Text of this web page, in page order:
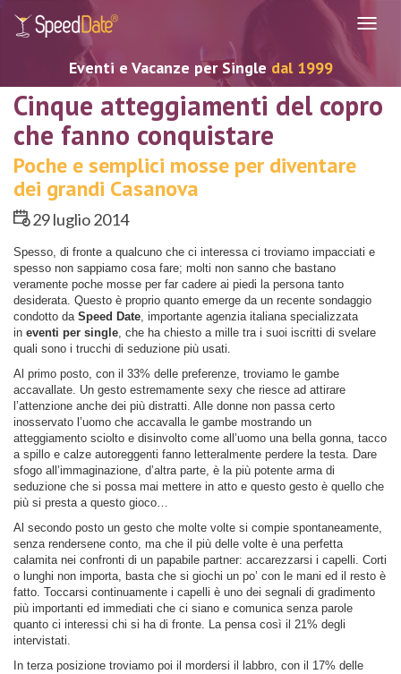
Eventi e Vacanze per Single dal 1999
Cinque atteggiamenti del copro
che fanno conquistare
Poche e semplici mosse per diventare
dei grandi Casanova
29 luglio 2014
Spesso, di fronte a qualcuno che ci interessa ci troviamo impacciati e
spesso non sappiamo cosa fare; molti non sanno che bastano
veramente poche mosse per far cadere ai piedi la persona tanto
desiderata. Questo è proprio quanto emerge da un recente sondaggio
condotto da Speed Date, importante agenzia italiana specializzata
in eventi per single, che ha chiesto a mille tra i suoi iscritti di svelare
quali sono i trucchi di seduzione più usati.
Al primo posto, con il 33% delle preferenze, troviamo le gambe
accavallate. Un gesto estremamente sexy che riesce ad attirare
l’attenzione anche dei più distratti. Alle donne non passa certo
inosservato l’uomo che accavalla le gambe mostrando un
atteggiamento sciolto e disinvolto come all’uomo una bella gonna, tacco
a spillo e calze autoreggenti fanno letteralmente perdere la testa. Dare
sfogo all’immaginazione, d’altra parte, è la più potente arma di
seduzione che si possa mai mettere in atto e questo gesto è quello che
più si presta a questo gioco…
Al secondo posto un gesto che molte volte si compie spontaneamente,
senza rendersene conto, ma che il più delle volte è una perfetta
calamita nei confronti di un papabile partner: accarezzarsi i capelli. Corti
o lunghi non importa, basta che si giochi un po’ con le mani ed il resto è
fatto. Toccarsi continuamente i capelli è uno dei segnali di gradimento
più importanti ed immediati che ci siano e comunica senza parole
quanto ci interessi chi si ha di fronte. La pensa così il 21% degli
intervistati.
In terza posizione troviamo poi il mordersi il labbro, con il 17% delle